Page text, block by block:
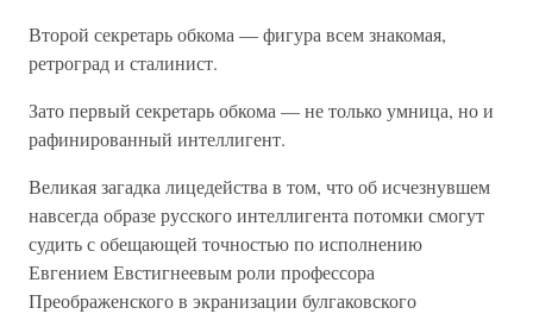
Второй секретарь обкома — фигура всем знакомая,
ретроград и сталинист.
Зато первый секретарь обкома — не только умница, но и
рафинированный интеллигент.
Великая загадка лицедейства в том, что об исчезнувшем
навсегда образе русского интеллигента потомки смогут
судить с обещающей точностью по исполнению
Евгением Евстигнеевым роли профессора
Преображенского в экранизации булгаковского